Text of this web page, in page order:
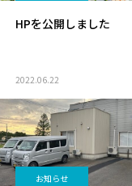
HPを公開しました
2022.06.22
お知らせ